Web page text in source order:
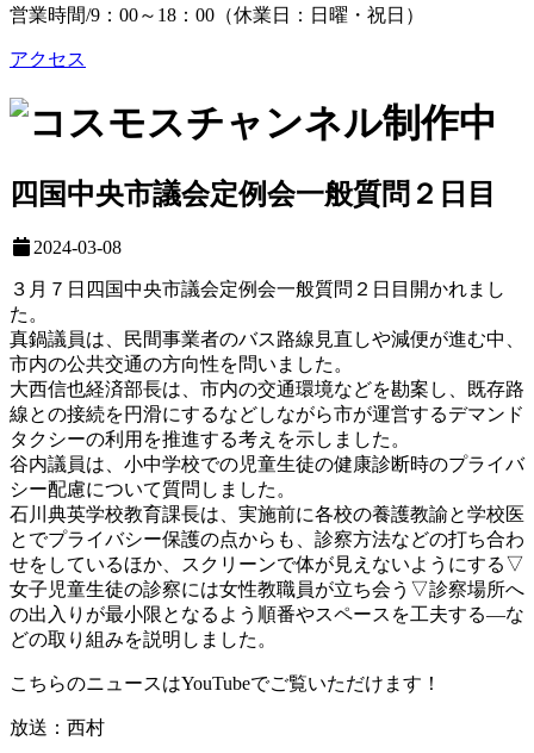
営業時間/9：00～18：00（休業日：日曜・祝日）
アクセス
四国中央市議会定例会一般質問２日目
2024-03-08
３月７日四国中央市議会定例会一般質問２日目開かれまし
た。
真鍋議員は、民間事業者のバス路線見直しや減便が進む中、
市内の公共交通の方向性を問いました。
大西信也経済部長は、市内の交通環境などを勘案し、既存路
線との接続を円滑にするなどしながら市が運営するデマンド
タクシーの利用を推進する考えを示しました。
谷内議員は、小中学校での児童生徒の健康診断時のプライバ
シー配慮について質問しました。
石川典英学校教育課長は、実施前に各校の養護教諭と学校医
とでプライバシー保護の点からも、診察方法などの打ち合わ
せをしているほか、スクリーンで体が見えないようにする▽
女子児童生徒の診察には女性教職員が立ち会う▽診察場所へ
の出入りが最小限となるよう順番やスペースを工夫する―な
どの取り組みを説明しました。
こちらのニュースはYouTubeでご覧いただけます！
放送：西村